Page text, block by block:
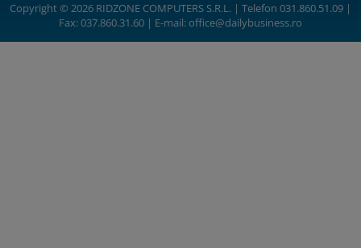
Copyright © 2026 RIDZONE COMPUTERS S.R.L. | Telefon 031.860.51.09 |
Fax: 037.860.31.60 | E-mail:office@dailybusiness.ro